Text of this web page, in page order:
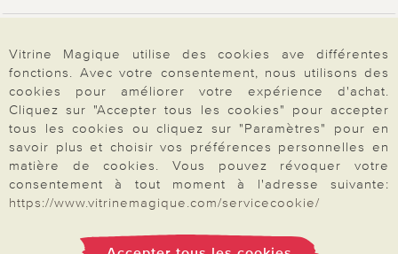
Paiement & Livraison
À propos de nous
Besoin d'aide?
|Données & liberté
Vitrine Magique utilise des cookies ave différentes
fonctions. Avec votre consentement, nous utilisons des
cookies pour améliorer votre expérience d'achat.
Cliquez sur "Accepter tous les cookies" pour accepter
tous les cookies ou cliquez sur "Paramètres" pour en
savoir plus et choisir vos préférences personnelles en
matière de cookies. Vous pouvez révoquer votre
consentement à tout moment à l'adresse suivante:
https://www.vitrinemagique.com/servicecookie/